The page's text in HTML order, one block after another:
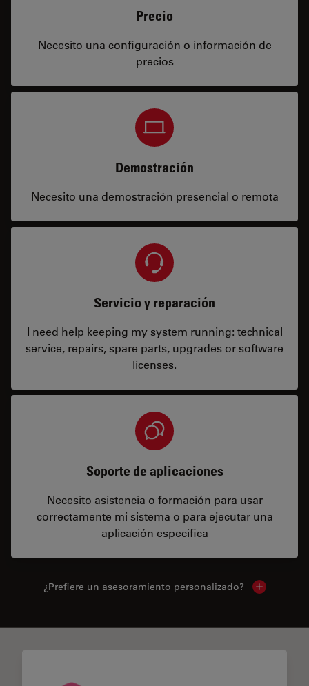
Precio
Necesito una configuración o información de
precios
Demostración
Necesito una demostración presencial o remota
Servicio y reparación
I need help keeping my system running: technical
service, repairs, spare parts, upgrades or software
licenses.
Soporte de aplicaciones
Necesito asistencia o formación para usar
correctamente mi sistema o para ejecutar una
aplicación específica
¿Prefiere un asesoramiento personalizado? Show local